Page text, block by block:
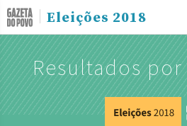
Eleições 2018
Resultados